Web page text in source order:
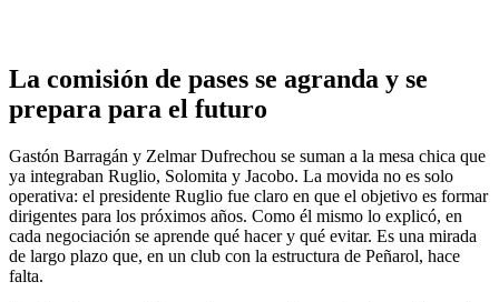
La comisión de pases se agranda y se
prepara para el futuro
Gastón Barragán y Zelmar Dufrechou se suman a la mesa chica que
ya integraban Ruglio, Solomita y Jacobo. La movida no es solo
operativa: el presidente Ruglio fue claro en que el objetivo es formar
dirigentes para los próximos años. Como él mismo lo explicó, en
cada negociación se aprende qué hacer y qué evitar. Es una mirada
de largo plazo que, en un club con la estructura de Peñarol, hace
falta.